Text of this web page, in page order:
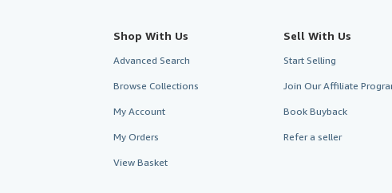
Shop With Us
Advanced Search
Browse Collections
My Account
My Orders
View Basket
Sell With Us
Start Selling
Join Our Affiliate
Book Buyback
Refer a seller